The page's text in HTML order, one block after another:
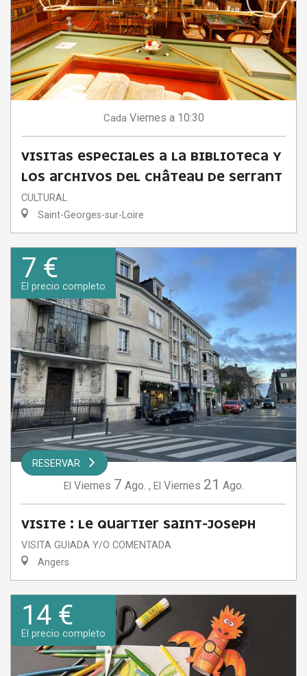
Buscar
Cada Viernes a 10:30
VISITAS ESPECIALES A LA BIBLIOTECA Y
LOS ARCHIVOS DEL CHÂTEAU DE SERRANT
CULTURAL
Saint-Georges-sur-Loire
7 €
El precio completo
RESERVAR
El Viernes 7 Ago. , El Viernes 21 Ago.
VISITE : LE QUARTIER SAINT-JOSEPH
VISITA GUIADA Y/O COMENTADA
Angers
14 €
El precio completo